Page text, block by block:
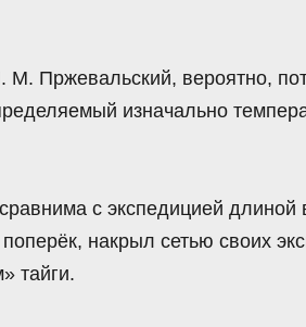
М. Пржевальский, вероятно,
изначально
с экспедицией длиной
накрыл сетью своих
тайги.